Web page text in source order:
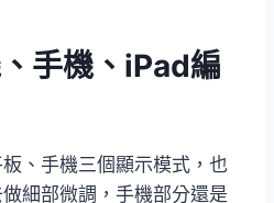
手機、iPad編
、手機三個顯示模式，也
細部微調，手機部分還是